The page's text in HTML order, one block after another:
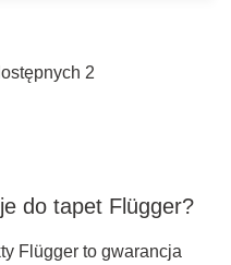
2
do tapet Flügger?
Flügger to gwarancja